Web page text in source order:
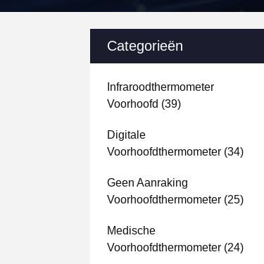
Categorieën
Infraroodthermometer
Voorhoofd (39)
Digitale
Voorhoofdthermometer (34)
Geen Aanraking
Voorhoofdthermometer (25)
Medische
Voorhoofdthermometer (24)